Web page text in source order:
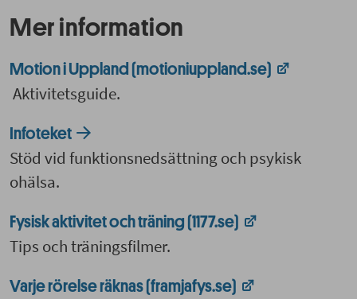
Mer information
Motion i Uppland (motioniuppland.se)
Aktivitetsguide.
Infoteket
Stöd vid funktionsnedsättning och psykisk
ohälsa.
Fysisk aktivitet och träning (1177.se)
Tips och träningsfilmer.
Varje rörelse räknas (framjafys.se)